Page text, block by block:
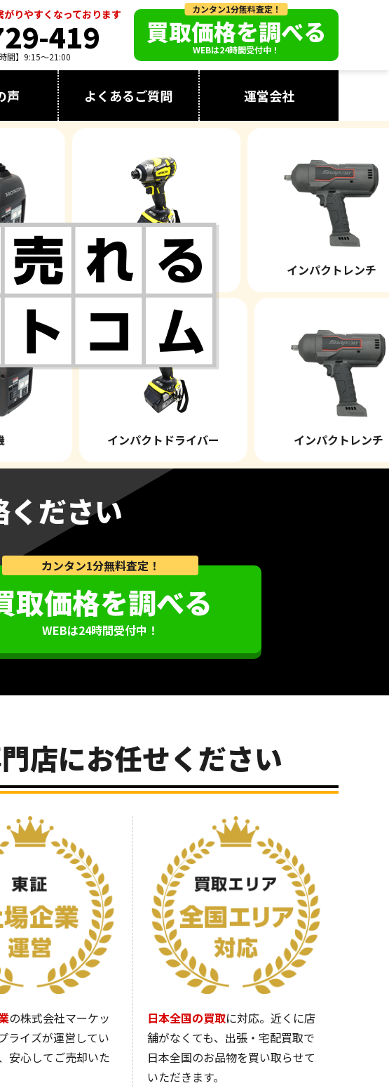
りやすくなっております
419
間】9:15～21:00
カンタン1分無料査定！
買取価格を調べる
WEBは24時間受付中！
声 よくあるご質問 運営会社
インパクトドライバー インパクトレンチ
インパクトドライバー インパクト
ください
カンタン1分無料査定！
取価格を調べる
WEBは24時間受付中！
店にお任せください
の株式会社マーケッ
ライズが運営してい
安心してご売却いた
日本全国の買取に対応。近くに店
舗がなくても、出張・宅配買取で
日本全国のお品物を買い取らせて
いただきます。